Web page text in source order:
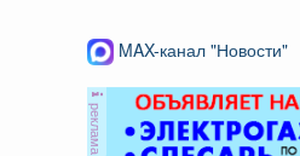
MAX-канал "Новости"
реклама